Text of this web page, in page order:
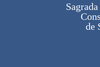
de